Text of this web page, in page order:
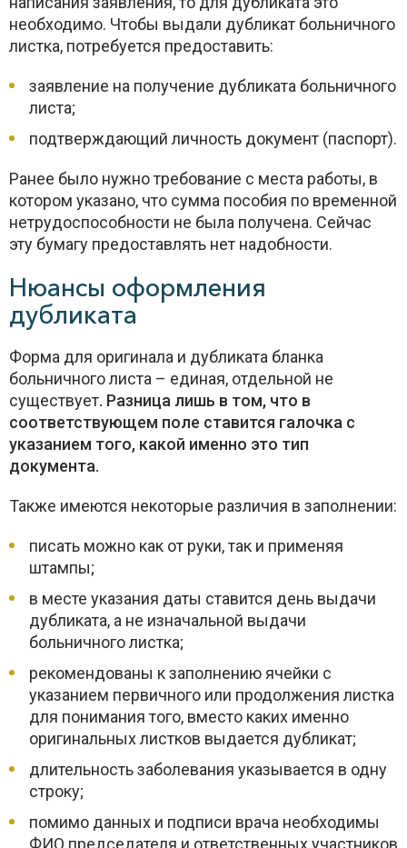
необходимо. Чтобы выдали дубликат больничного
листка, потребуется предоставить:
заявление на получение дубликата больничного
листа;
подтверждающий личность документ (паспорт).
Ранее было нужно требование с места работы, в
котором указано, что сумма пособия по временной
нетрудоспособности не была получена. Сейчас
эту бумагу предоставлять нет надобности.
Нюансы оформления
дубликата
Форма для оригинала и дубликата бланка
больничного листа – единая, отдельной не
существует. Разница лишь в том, что в
соответствующем поле ставится галочка с
указанием того, какой именно это тип
документа.
Также имеются некоторые различия в заполнении:
писать можно как от руки, так и применяя
штампы;
в месте указания даты ставится день выдачи
дубликата, а не изначальной выдачи
больничного листка;
рекомендованы к заполнению ячейки с
указанием первичного или продолжения листка
для понимания того, вместо каких именно
оригинальных листков выдается дубликат;
длительность заболевания указывается в одну
строку;
помимо данных и подписи врача необходимы
ФИО председателя и ответственных участников